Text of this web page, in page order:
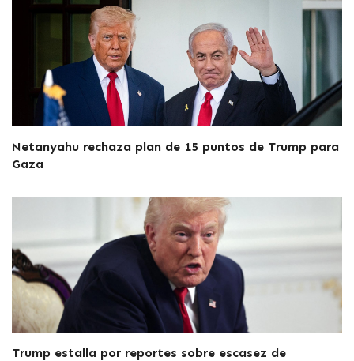
Netanyahu rechaza plan de 15 puntos de Trump para
Gaza
Trump estalla por reportes sobre escasez de